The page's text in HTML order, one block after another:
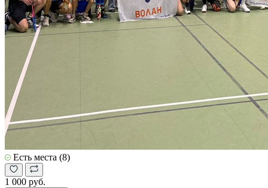
Есть места (8)
1 000 руб.